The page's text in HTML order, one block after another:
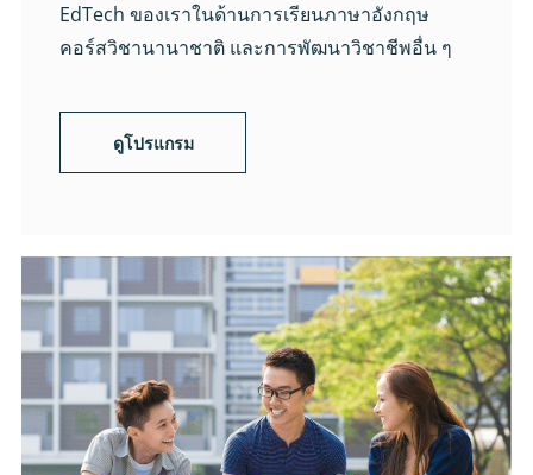
EdTech ของเราในด้านการเรียนภาษาอังกฤษ
คอร์สวิชานานาชาติ และการพัฒนาวิชาชีพอื่น ๆ
ดูโปรแกรม